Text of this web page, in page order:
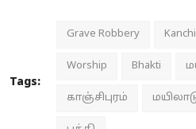
Tags:
Grave Robbery
Worship Bhakti
காஞ்சிபுரம்